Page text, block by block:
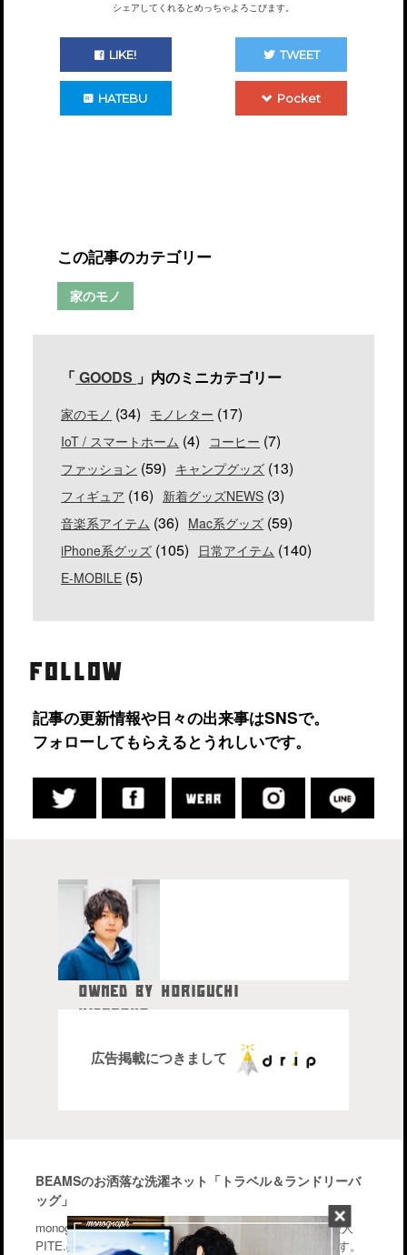
シェアしてくれるとめっちゃよろこびます。
LIKE! TWEET
HATEBU Pocket
この記事のカテゴリー
家のモノ
「 GOODS 」内のミニカテゴリー
家のモノ (34) モノレター (17)
IoT / スマートホーム (4) コーヒー (7)
ファッション (59) キャンプグッズ (13)
フィギュア (16) 新着グッズNEWS (3)
音楽系アイテム (36) Mac系グッズ (59)
iPhone系グッズ (105) 日常アイテム (140)
E-MOBILE (5)
FOLLOW
記事の更新情報や日々の出来事はSNSで。
フォローしてもらえるとうれしいです。
OWNED BY HORIGUCHI
株式会社drip代表取締役社長
広告掲載につきまして
BEAMSのお洒落な洗濯ネット「トラベル＆ランドリーバ
ッグ」
monographはiPhone・Macなどのガジェットを中心に管理人
PITE.の気になるモノを幅広く紹介するブログメディアです。